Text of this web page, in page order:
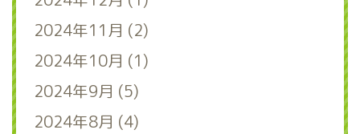
2024年11月 (2)
2024年10月 (1)
2024年9月 (5)
2024年8月 (4)